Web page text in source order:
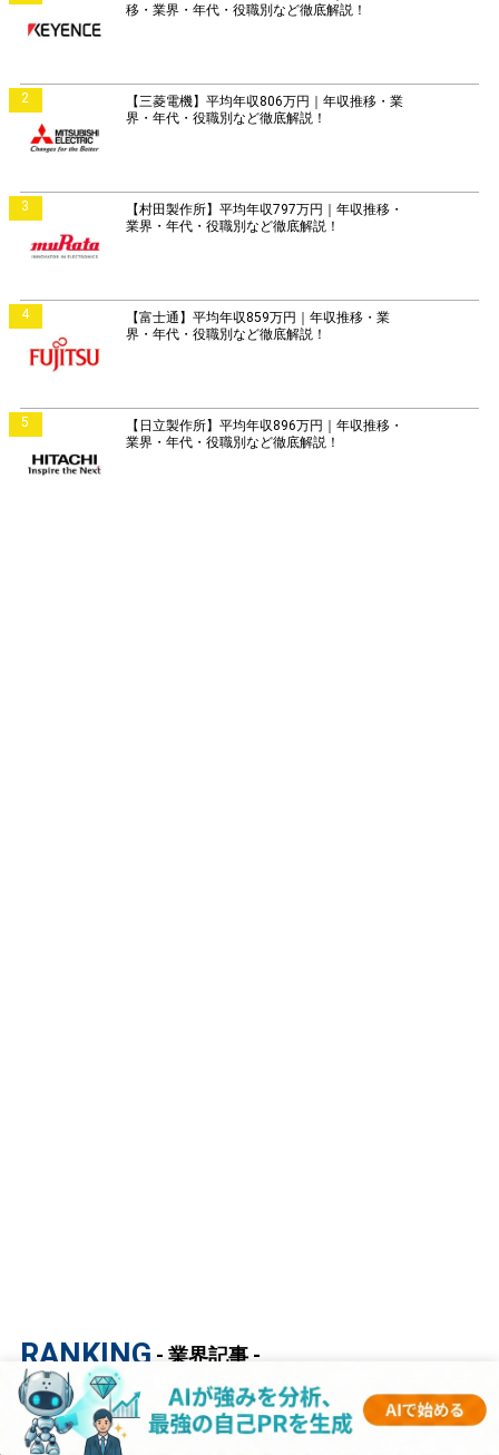
移・業界・年代・役職別など徹底解説！
2
【三菱電機】平均年収806万円｜年収推移・業
界・年代・役職別など徹底解説！
3
【村田製作所】平均年収797万円｜年収推移・
業界・年代・役職別など徹底解説！
4
【富士通】平均年収859万円｜年収推移・業
界・年代・役職別など徹底解説！
5
【日立製作所】平均年収896万円｜年収推移・
業界・年代・役職別など徹底解説！
RANKING - 業界記事 -
1
【マスコミ業界研究｜2023年度最新版】ESの